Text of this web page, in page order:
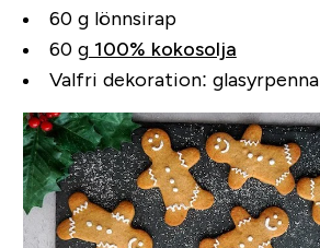
60 g lönnsirap
60 g100% kokosolja
Valfri dekoration: glasyrpenna